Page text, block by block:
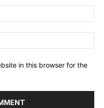
in this browser for the